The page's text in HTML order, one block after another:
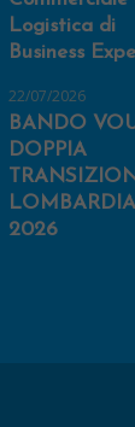
Logistica di
Business
22/07/2026
BANDO
DOPPIA
2026